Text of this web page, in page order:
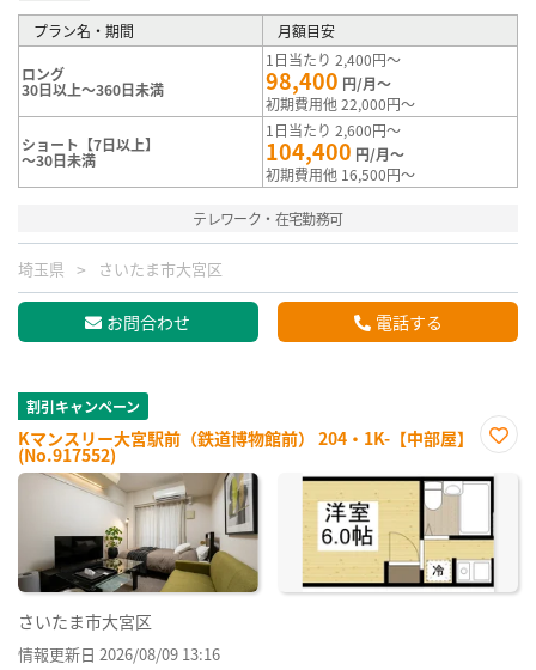
プラン名・期間 月額目安
ロング
30日以上～360日未満
1日当たり 2,400円～
98,400 円/月～
初期費用他 22,000円～
ショート【7日以上】
～30日未満
1日当たり 2,600円～
104,400 円/月～
初期費用他 16,500円～
テレワーク・在宅勤務可
埼玉県 さいたま市大宮区
お問合わせ 電話する
割引キャンペーン
Kマンスリー大宮駅前（鉄道博物館前） 204・1K-【中部屋】
(No.917552)
に入
録
さいたま市大宮区
情報更新日 2026/08/09 13:16